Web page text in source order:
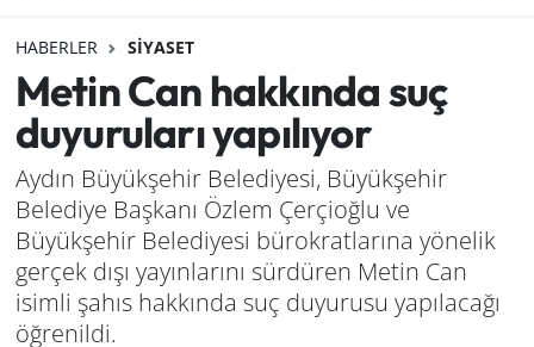
HABERLER SIYASET
Metin Can hakkında suç
duyuruları yapılıyor
Aydın Büyükşehir Belediyesi, Büyükşehir
Belediye Başkanı Özlem Çerçioğlu ve
Büyükşehir Belediyesi bürokratlarına yönelik
gerçek dışı yayınlarını sürdüren Metin Can
isimli şahıs hakkında suç duyurusu yapılacağı
öğrenildi.
Genel
Haber
Izmir
Kütahya
Manisa
Son Dakika Haberleri
Haber Arşivi